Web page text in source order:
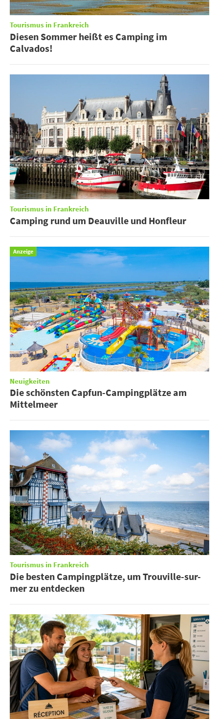
Tourismus in Frankreich
Diesen Sommer heißt es Camping im
Calvados!
Tourismus in Frankreich
Camping rund um Deauville und Honfleur
Anzeige
Neuigkeiten
Die schönsten Capfun-Campingplätze am
Mittelmeer
Tourismus in Frankreich
Die besten Campingplätze, um Trouville-sur-
mer zu entdecken